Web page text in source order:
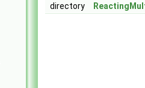
directory